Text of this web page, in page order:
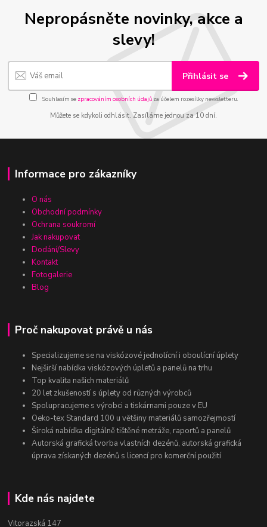
Nepropásněte novinky, akce a
slevy!
Přihlásit se
Souhlasím se zpracováním osobních údajůza účelem rozesílky newsletteru.
Můžete se kdykoli odhlásit. Zasíláme jednou za 10 dní.
Informace pro zákazníky
O nás
Obchodní podmínky
Ochrana soukromí
Jak nakupovat
Dodání/Slevy
Kontakt
Fotogalerie
Blog
Proč nakupovat právě u nás
Specializujeme se na viskózové jednolícní i oboulícní úplety
Nejširší nabídka viskózových úpletů a panelů na trhu
Top kvalita našich materiálů
20 let zkušeností s úplety od různých výrobců
Spolupracujeme s výrobci a tiskárnami pouze v EU
Oeko-tex Standard 100 u většiny materiálů samozřejmostí
Široká nabídka digitálně tištěné metráže, raportů a panelů
Autorská grafická tvorba vlastních dezénů, autorská grafická
úprava získaných dezénů s licencí pro komerční použití
Kde nás najdete
Vitorazská 147